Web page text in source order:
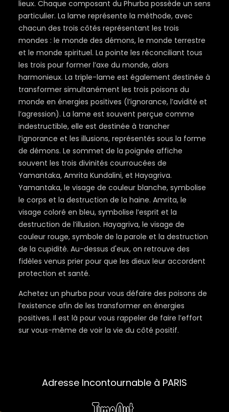
lieux. Chaque composant du Phurba possède un sens
particulier. La lame représente la méthode, avec
chacun des trois côtés représentant les trois
mondes : le monde des démons, le monde terrestre
et le monde spirituel. La pointe les réconciliant tous
les trois pour former l’axe du monde, alors
harmonieux. La triple-lame est également destinée à
transformer simultanément les trois poisons du
monde en énergies positives (l’ignorance, l’avidité et
l’agression). La lame est souvent perçue comme
indestructible, elle est destinée à trancher
l’ignorance et les illusions, représentés sous la forme
de démons. Le sommet de la poignée affiche
souvent les trois divinités courroucées de
Yamantaka, Amrita Kundalini, et Hayagriva.
Yamantaka, le visage de couleur blanche, symbolise
le corps et la destruction de la haine. Amrita, le
visage coloré en bleu, symbolise l’esprit et la
destruction de l’illusion. Hayagriva, le visage de
couleur rouge, symbole de la parole et la destruction
de la cupidité. Au-dessus d'eux, on retrouve des
fidèles venus prier pour que les dieux leur accordent
protection et santé.
Achetez un phurba pour vous défaire des poisons de
l’existence afin de les transformer en énergies
positives. Il est là pour vous rappeler de faire l’effort
sur vous-même de voir la vie du côté positif.
Adresse Incontournable à PARIS